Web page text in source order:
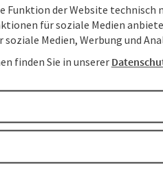
Funktion der Website
für soziale Medien
soziale Medien, Werbung und
finden Sie in unserer